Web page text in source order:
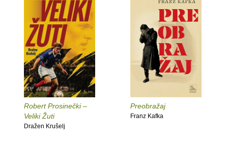
Robert Prosinečki –
Veliki Žuti
Dražen Krušelj
Preobražaj
Franz Kafka